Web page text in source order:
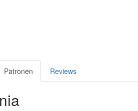
Patronen Reviews